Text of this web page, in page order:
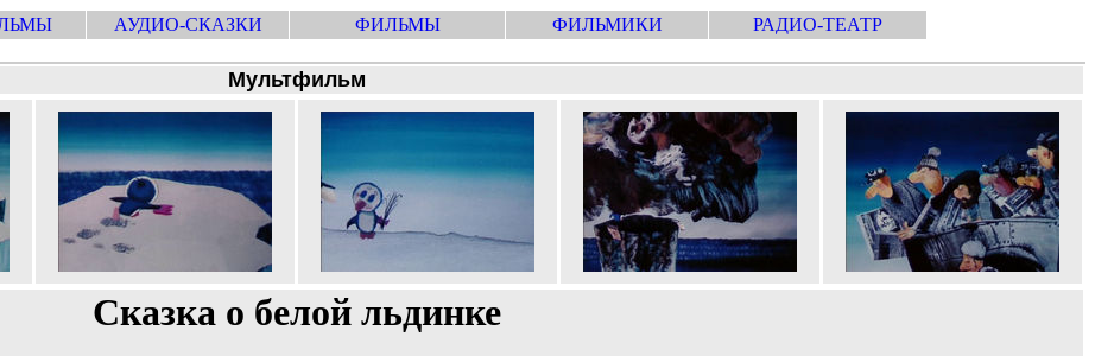
АУДИО-СКАЗКИ ФИЛЬМЫ ФИЛЬМИКИ РАДИО-ТЕАТР
Мультфильм
Сказка о белой льдинке